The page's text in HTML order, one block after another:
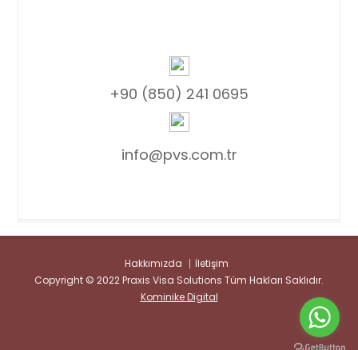
+90 (850) 241 0695
info@pvs.com.tr
Hakkımızda
İletişim
Copyright © 2022 Praxis Visa Solutions Tüm Hakları Saklıdır.
Kominike Digital